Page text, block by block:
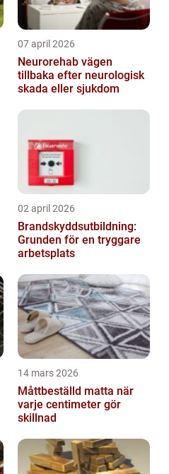
07 april 2026
Neurorehab vägen
tillbaka efter neurologisk
skada eller sjukdom
02 april 2026
Brandskyddsutbildning:
Grunden för en tryggare
arbetsplats
14 mars 2026
Måttbeställd matta när
varje centimeter gör
skillnad